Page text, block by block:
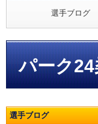
選手ブログ
パーク
選手ブログ